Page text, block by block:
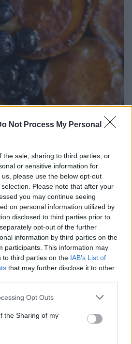
Not Process My Personal
the sale, sharing to third parties, or
or sensitive information for
please use the below opt-out
Please note that after your
you may continue seeing
on personal information utilized by
disclosed to third parties prior to
opt-out of the further
information by third parties on the
participants. This information may
to third parties on the IAB’s List of
that may further disclose it to other
Opt Outs
the Sharing of my
gott och jag verkligen svullar dom nu när